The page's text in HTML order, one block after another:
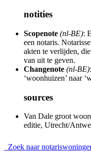
notities
Scopenote (nl-BE):
een notaris.
akten te verlijden,
van uit te geven.
Changenote (nl-BE)
‘woonhuizen’ naar
sources
Van Dale groot
editie, Utrecht/
Zoek naar